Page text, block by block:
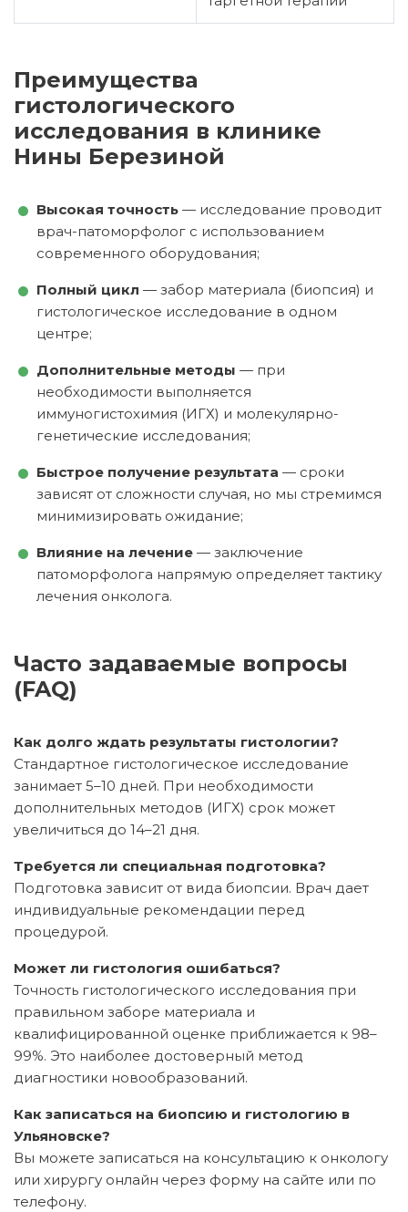
Преимущества
гистологического
исследования в клинике
Нины Березиной
Высокая точность — исследование проводит
врач-патоморфолог с использованием
современного оборудования;
Полный цикл — забор материала (биопсия) и
гистологическое исследование в одном
центре;
Дополнительные методы — при
необходимости выполняется
иммуногистохимия (ИГХ) и молекулярно-
генетические исследования;
Быстрое получение результата — сроки
зависят от сложности случая, но мы стремимся
минимизировать ожидание;
Влияние на лечение — заключение
патоморфолога напрямую определяет тактику
лечения онколога.
Часто задаваемые вопросы
(FAQ)
Как долго ждать результаты гистологии?
Стандартное гистологическое исследование
занимает 5–10 дней. При необходимости
дополнительных методов (ИГХ) срок может
увеличиться до 14–21 дня.
Требуется ли специальная подготовка?
Подготовка зависит от вида биопсии. Врач дает
индивидуальные рекомендации перед
процедурой.
Может ли гистология ошибаться?
Точность гистологического исследования при
правильном заборе материала и
квалифицированной оценке приближается к 98–
99%. Это наиболее достоверный метод
диагностики новообразований.
Как записаться на биопсию и гистологию в
Ульяновске?
Вы можете записаться на консультацию к онкологу
или хирургу онлайн через форму на сайте или по
телефону.